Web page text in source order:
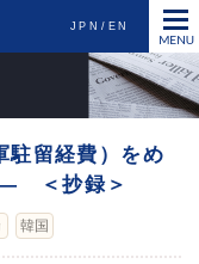
JPN EN
駐留経費）をめ
― ＜抄録＞
韓国